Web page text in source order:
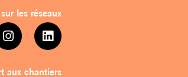
les réseaux
aux chantiers